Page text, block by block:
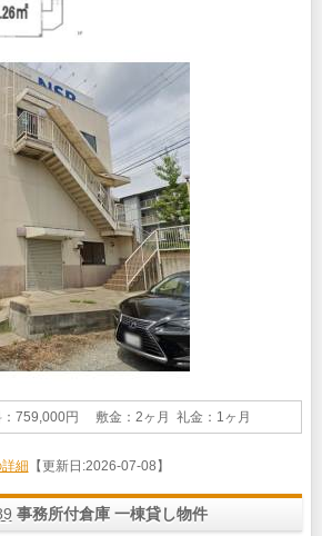
：759,000円 敷金：2ヶ月 礼金：1ヶ月
細 【更新日:2026-07-08】
事務所付倉庫 一棟貸し物件